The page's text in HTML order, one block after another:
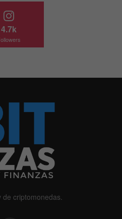
4.7k
criptomonedas.